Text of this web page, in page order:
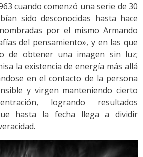
cuando comenzó una serie de 30
sido desconocidas hasta hace
por el mismo Armando
del pensamiento», y en las que
de obtener una imagen sin luz;
la existencia de energía más allá
en el contacto de la persona
y virgen manteniendo cierto
logrando resultados
hasta la fecha llega a dividir